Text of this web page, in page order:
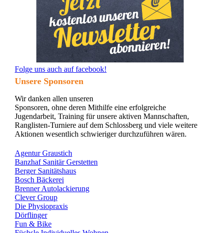
Folge uns auch auf facebook!
Unsere Sponsoren
Wir danken allen unseren
Sponsoren, ohne deren Mithilfe eine erfolgreiche
Jugendarbeit, Training für unsere aktiven Mannschaften,
Ranglisten-Turniere auf dem Schlossberg und viele weitere
Aktionen wesentlich schwieriger durchzuführen wären.
Agentur Graustich
Banzhaf Sanitär Gerstetten
Berger Sanitätshaus
Bosch Bäckerei
Brenner Autolackierung
Clever Group
Die Physiopraxis
Dörflinger
Fun & Bike